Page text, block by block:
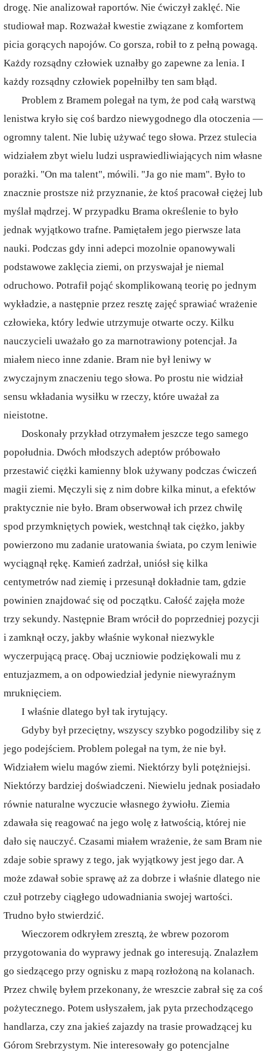
drogę. Nie analizował raportów. Nie ćwiczył zaklęć. Nie
studiował map. Rozważał kwestie związane z komfortem
picia gorących napojów. Co gorsza, robił to z pełną powagą.
Każdy rozsądny człowiek uznałby go zapewne za lenia. I
każdy rozsądny człowiek popełniłby ten sam błąd.
Problem z Bramem polegał na tym, że pod całą warstwą
lenistwa kryło się coś bardzo niewygodnego dla otoczenia —
ogromny talent. Nie lubię używać tego słowa. Przez stulecia
widziałem zbyt wielu ludzi usprawiedliwiających nim własne
porażki. "On ma talent", mówili. "Ja go nie mam". Było to
znacznie prostsze niż przyznanie, że ktoś pracował ciężej lub
myślał mądrzej. W przypadku Brama określenie to było
jednak wyjątkowo trafne. Pamiętałem jego pierwsze lata
nauki. Podczas gdy inni adepci mozolnie opanowywali
podstawowe zaklęcia ziemi, on przyswajał je niemal
odruchowo. Potrafił pojąć skomplikowaną teorię po jednym
wykładzie, a następnie przez resztę zajęć sprawiać wrażenie
człowieka, który ledwie utrzymuje otwarte oczy. Kilku
nauczycieli uważało go za marnotrawiony potencjał. Ja
miałem nieco inne zdanie. Bram nie był leniwy w
zwyczajnym znaczeniu tego słowa. Po prostu nie widział
sensu wkładania wysiłku w rzeczy, które uważał za
nieistotne.
Doskonały przykład otrzymałem jeszcze tego samego
popołudnia. Dwóch młodszych adeptów próbowało
przestawić ciężki kamienny blok używany podczas ćwiczeń
magii ziemi. Męczyli się z nim dobre kilka minut, a efektów
praktycznie nie było. Bram obserwował ich przez chwilę
spod przymkniętych powiek, westchnął tak ciężko, jakby
powierzono mu zadanie uratowania świata, po czym leniwie
wyciągnął rękę. Kamień zadrżał, uniósł się kilka
centymetrów nad ziemię i przesunął dokładnie tam, gdzie
powinien znajdować się od początku. Całość zajęła może
trzy sekundy. Następnie Bram wrócił do poprzedniej pozycji
i zamknął oczy, jakby właśnie wykonał niezwykle
wyczerpującą pracę. Obaj uczniowie podziękowali mu z
entuzjazmem, a on odpowiedział jedynie niewyraźnym
mruknięciem.
I właśnie dlatego był tak irytujący.
Gdyby był przeciętny, wszyscy szybko pogodziliby się z
jego podejściem. Problem polegał na tym, że nie był.
Widziałem wielu magów ziemi. Niektórzy byli potężniejsi.
Niektórzy bardziej doświadczeni. Niewielu jednak posiadało
równie naturalne wyczucie własnego żywiołu. Ziemia
zdawała się reagować na jego wolę z łatwością, której nie
dało się nauczyć. Czasami miałem wrażenie, że sam Bram nie
zdaje sobie sprawy z tego, jak wyjątkowy jest jego dar. A
może zdawał sobie sprawę aż za dobrze i właśnie dlatego nie
czuł potrzeby ciągłego udowadniania swojej wartości.
Trudno było stwierdzić.
Wieczorem odkryłem zresztą, że wbrew pozorom
przygotowania do wyprawy jednak go interesują. Znalazłem
go siedzącego przy ognisku z mapą rozłożoną na kolanach.
Przez chwilę byłem przekonany, że wreszcie zabrał się za coś
pożytecznego. Potem usłyszałem, jak pyta przechodzącego
handlarza, czy zna jakieś zajazdy na trasie prowadzącej ku
Górom Srebrzystym. Nie interesowały go potencjalne